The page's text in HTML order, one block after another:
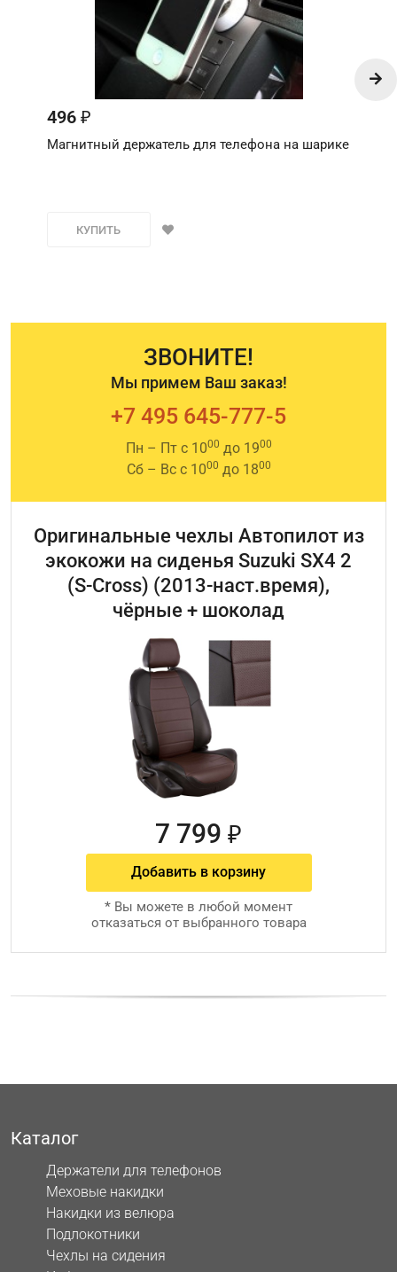
496 ₽
Магнитный держатель для телефона на шарике
КУПИТЬ
ЗВОНИТЕ!
Мы примем Ваш заказ!
+7 495 645-777-5
Пн – Пт с 1000 до 1900
Сб – Вс с 1000 до 1800
Оригинальные чехлы Автопилот из
экокожи на сиденья Suzuki SX4 2
(S-Cross) (2013-наст.время),
чёрные + шоколад
7 799 ₽
Добавить в корзину
* Вы можете в любой момент
отказаться от выбранного товара
Каталог
Держатели для телефонов
Меховые накидки
Накидки из велюра
Подлокотники
Чехлы на сидения